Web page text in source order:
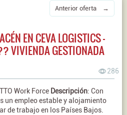
Anterior oferta →
EN CEVA LOGISTICS –
VIVIENDA GESTIONADA
286
Work Force Descripción: Con
un empleo estable y alojamiento
de trabajo en los Países Bajos.